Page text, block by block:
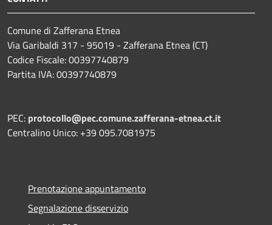
Comune di Zafferana Etnea
Via Garibaldi 317 - 95019 - Zafferana Etnea (CT)
Codice Fiscale: 00397740879
Partita IVA: 00397740879
PEC: protocollo@pec.comune.zafferana-etnea.ct.it
Centralino Unico: +39 095.7081975
Prenotazione appuntamento
Segnalazione disservizio